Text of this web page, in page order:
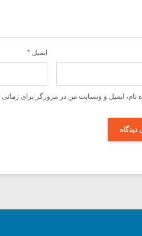
ایمیل *
نام، ایمیل و وبسایت من در مرورگر برای